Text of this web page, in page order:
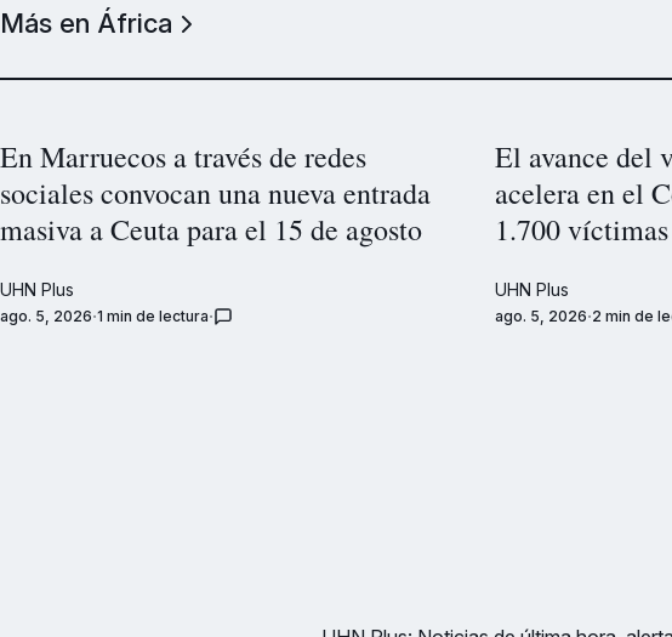
Más en África
En Marruecos a través de redes
sociales convocan una nueva entrada
masiva a Ceuta para el 15 de agosto
UHN Plus
ago. 5, 2026 1 min de lectura
El avance del
acelera en el
1.700
UHN Plus
ago. 5, 2026 2 min de